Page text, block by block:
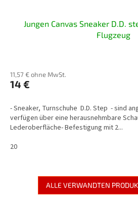
Jungen Canvas Sneaker D.D.
Flugzeug
11,57 € ohne MwSt.
14 €
- Sneaker, Turnschuhe D.D. Step - sind
verfügen über eine herausnehmbare
Lederoberfläche- Befestigung mit 2...
20
ALLE VERWANDTEN